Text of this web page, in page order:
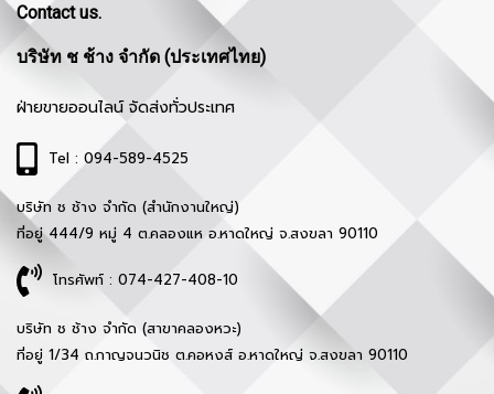
Contact us.
บริษัท ช ช้าง จำกัด (ประเทศไทย)
ฝ่ายขายออนไลน์ จัดส่งทั่วประเทศ
Tel : 094-589-4525
บริษัท ช ช้าง จำกัด (สำนักงานใหญ่)
ที่อยู่ 444/9 หมู่ 4 ต.คลองแห อ.หาดใหญ่ จ.สงขลา 90110
โทรศัพท์ : 074-427-408-10
บริษัท ช ช้าง จำกัด (สาขาคลองหวะ)
ที่อยู่ 1/34 ถ.กาญจนวนิช ต.คอหงส์ อ.หาดใหญ่ จ.สงขลา 90110